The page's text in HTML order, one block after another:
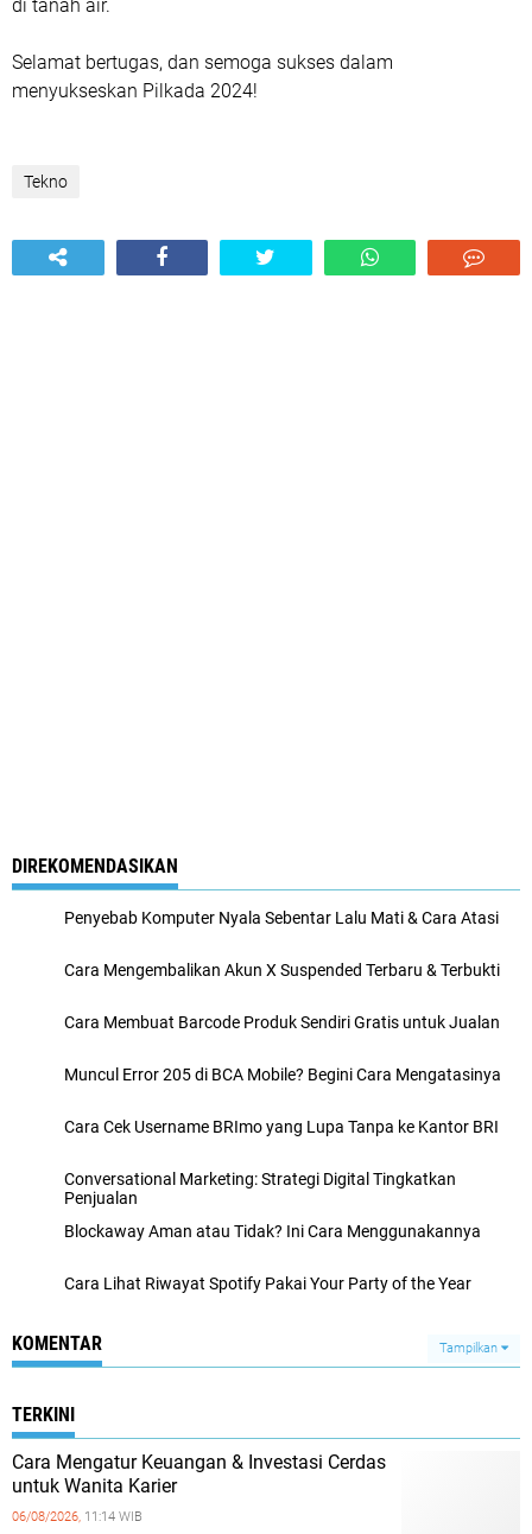
di tanah air.
Selamat bertugas, dan semoga sukses dalam
menyukseskan Pilkada 2024!
Tekno
DIREKOMENDASIKAN
Penyebab Komputer Nyala Sebentar Lalu Mati & Cara Atasi
Cara Mengembalikan Akun X Suspended Terbaru & Terbukti
Cara Membuat Barcode Produk Sendiri Gratis untuk Jualan
Muncul Error 205 di BCA Mobile? Begini Cara Mengatasinya
Cara Cek Username BRImo yang Lupa Tanpa ke Kantor BRI
Conversational Marketing: Strategi Digital Tingkatkan
Penjualan
Blockaway Aman atau Tidak? Ini Cara Menggunakannya
Cara Lihat Riwayat Spotify Pakai Your Party of the Year
KOMENTAR Tampilkan
TERKINI
Cara Mengatur Keuangan & Investasi Cerdas
untuk Wanita Karier
06/08/2026, 11:14 WIB